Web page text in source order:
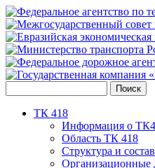
ТК 418
Информация о
Область ТК 418
Структура и состав
Организационные